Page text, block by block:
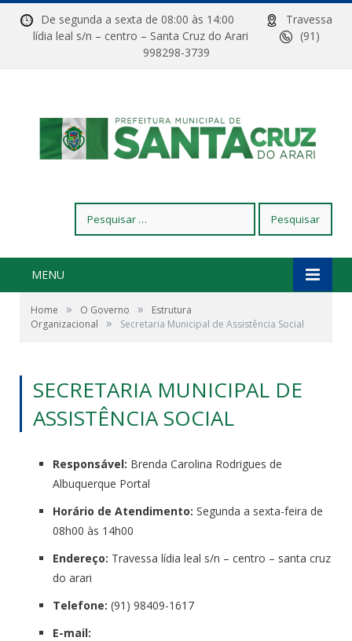
De segunda a sexta de 08:00 às 14:00
Travessa
lídia leal s/n – centro – Santa Cruz do Arari
(91)
998298-3739
por:
MENU
Home » O Governo »
Estrutura
Organizacional
» Secretaria Municipal de Assistência Social
SECRETARIA MUNICIPAL DE
ASSISTÊNCIA SOCIAL
Responsável: Brenda Carolina Rodrigues de
Albuquerque Portal
Horário de Atendimento: Segunda a sexta-feira de
08h00 às 14h00
Endereço: Travessa lídia leal s/n – centro – santa cruz
do arari
Telefone: (91) 98409-1617
E-mail: